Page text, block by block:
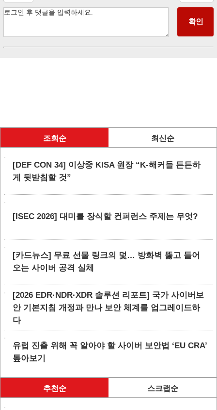
조회순 최신순
[DEF CON 34] 이상중 KISA 원장 “K-해커들 든든하
게 뒷받침할 것”
[ISEC 2026] 대미를 장식할 컨퍼런스 주제는 무엇?
[카드뉴스] 무료 선물 링크의 덫… 방화벽 뚫고 들어
오는 사이버 공격 실체
[2026 EDR·NDR·XDR 솔루션 리포트] 국가 사이버보
안 기본지침 개정과 만나 보안 체계를 업그레이드하
다
유럽 진출 위해 꼭 알아야 할 사이버 보안법 ‘EU CRA’
톺아보기
추천순 스크랩순